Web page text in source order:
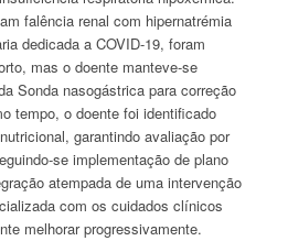
falência renal com hipernatrémia
dedicada a COVID-19, foram
mas o doente manteve-se
Sonda nasogástrica para correção
tempo, o doente foi identificado
garantindo avaliação por
se implementação de plano
atempada de uma intervenção
com os cuidados clínicos
melhorar progressivamente.